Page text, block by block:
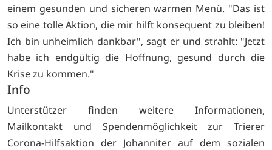
einem gesunden und sicheren warmen Menü. "Das ist
so eine tolle Aktion, die mir hilft konsequent zu bleiben!
Ich bin unheimlich dankbar", sagt er und strahlt: "Jetzt
habe ich endgültig die Hoffnung, gesund durch die
Krise zu kommen."
Info
Unterstützer finden weitere Informationen,
Mailkontakt und Spendenmöglichkeit zur Trierer
Corona-Hilfsaktion der Johanniter auf dem sozialen